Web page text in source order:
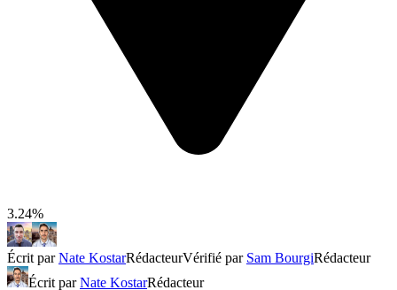
3.24%
Écrit parNate KostarRédacteurVérifié par Sam BourgiRédacteur
Écrit parNate KostarRédacteur